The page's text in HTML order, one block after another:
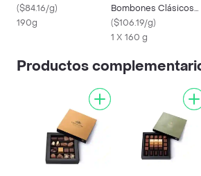
($84.16/g)
190g
Bombones Clásicos
sin Azúcar
($106.19/g)
1 X 160 g
Productos